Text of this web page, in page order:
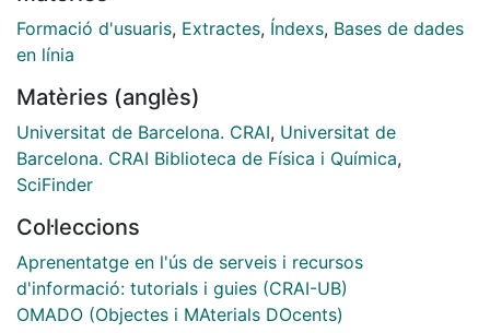
Formació d'usuaris, Extractes, Índexs, Bases de dades
en línia
Matèries (anglès)
Universitat de Barcelona. CRAI, Universitat de
Barcelona. CRAI Biblioteca de Física i Química,
SciFinder
Col·leccions
Aprenentatge en l'ús de serveis i recursos
d'informació: tutorials i guies (CRAI-UB)
OMADO (Objectes i MAterials DOcents)